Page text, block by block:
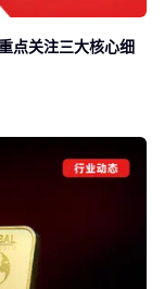
点关注三大核心细